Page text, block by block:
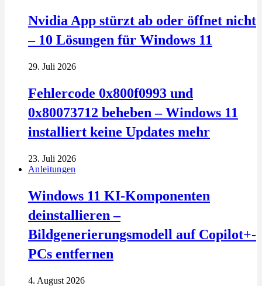
Nvidia App stürzt ab oder öffnet nicht
– 10 Lösungen für Windows 11
29. Juli 2026
Fehlercode 0x800f0993 und
0x80073712 beheben – Windows 11
installiert keine Updates mehr
23. Juli 2026
Anleitungen
Windows 11 KI-Komponenten
deinstallieren –
Bildgenerierungsmodell auf Copilot+-
PCs entfernen
4. August 2026